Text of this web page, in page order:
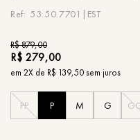
53.50.7701|EST
R$879,00
R$ 279,00
em 2X de R$ 139,50sem juros
PP P M G